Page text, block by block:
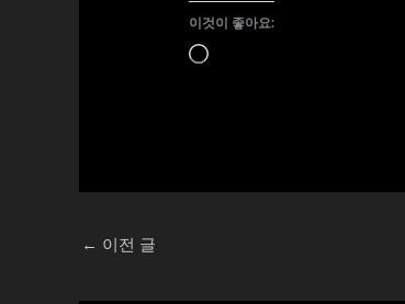
이것이 좋아요:
로
← 이전 글